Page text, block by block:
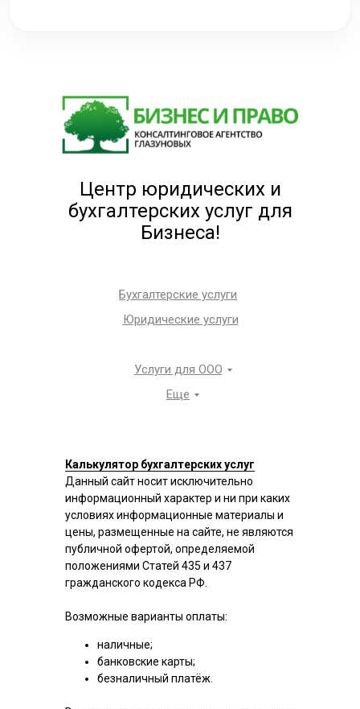
Центр юридических и
бухгалтерских услуг для
Бизнеса!
Бухгалтерские услуги
Юридические услуги
Услуги для ООО
Еще
Калькулятор бухгалтерских услуг
Данный сайт носит исключительно
информационный характер и ни при каких
условиях информационные материалы и
цены, размещенные на сайте, не являются
публичной офертой, определяемой
положениями Статей 435 и 437
гражданского кодекса РФ.
Возможные варианты оплаты:
наличные;
банковские карты;
безналичный платёж.